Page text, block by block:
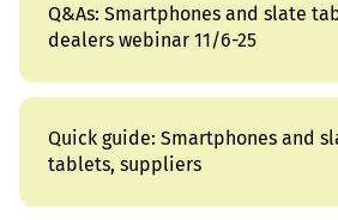
Q&As: Smartphones and slate
dealers webinar 11/6-25
Quick guide: Smartphones and
tablets, suppliers